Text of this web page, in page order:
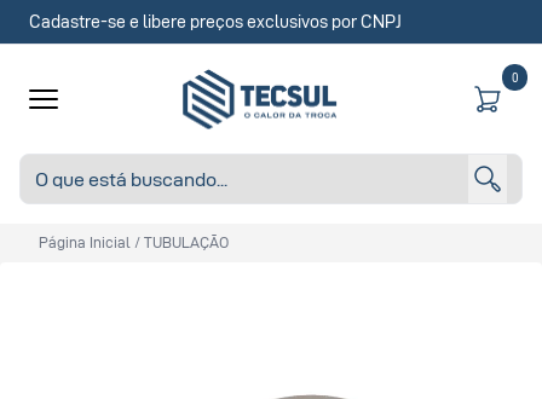
Cadastre-se e libere preços exclusivos por CNPJ
0
Página Inicial / TUBULAÇÃO